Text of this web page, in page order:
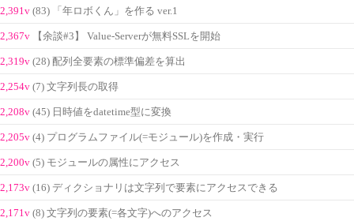
2,391v (83) 「年ロボくん」を作る ver.1
2,367v 【余談#3】 Value-Serverが無料SSLを開始
2,319v (28) 配列全要素の標準偏差を算出
2,254v (7) 文字列長の取得
2,208v (45) 日時値をdatetime型に変換
2,205v (4) プログラムファイル(=モジュール)を作成・実行
2,200v (5) モジュールの属性にアクセス
2,173v (16) ディクショナリは文字列で要素にアクセスできる
2,171v (8) 文字列の要素(=各文字)へのアクセス